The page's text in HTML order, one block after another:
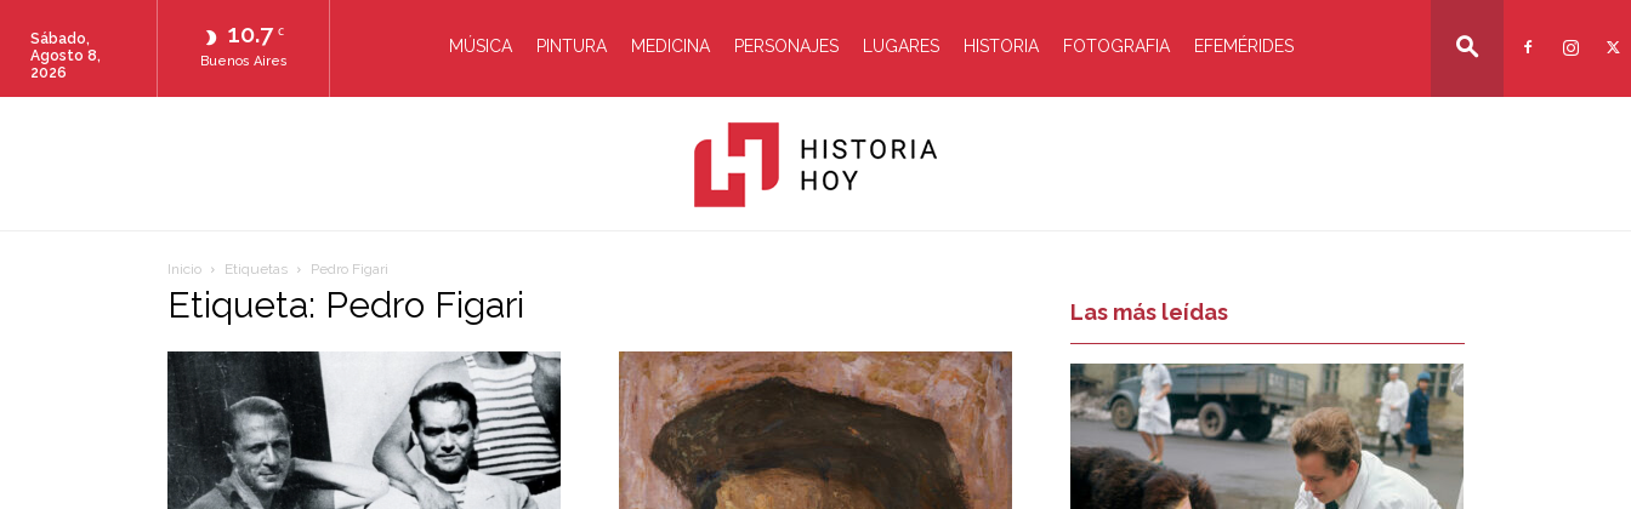
10.7 C
Buenos Aires
Sábado,
Agosto 8,
2026
MÚSICA PINTURA MEDICINA PERSONAJES LUGARES HISTORIA FOTOGRAFIA EFEMÉRIDES
Hoy
Inicio Etiquetas Pedro Figari
Etiqueta: Pedro Figari Las más leídas